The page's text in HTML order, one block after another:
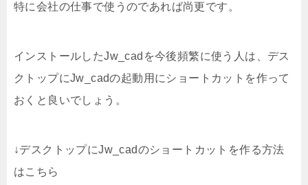
特に会社の仕事で使うのであれば尚更です。
インストールしたJw_cadを今後頻繁に使う人は、デス
クトップにJw_cadの起動用にショートカットを作って
おくと良いでしょう。
↓デスクトップにJw_cadのショートカットを作る方法
はこちら